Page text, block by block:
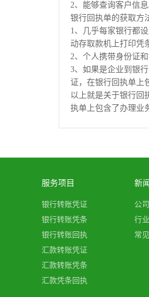
2、能够查询客户信
银行回执单的获取方
1、几乎每家银行都
动存取款机上打印凭
2、个人携带身份证
3、如果是企业到银
证，在银行回执单上
以上就是关于银行回
执单上包含了办理业
服务项目
银行转账凭证
银行转账凭条
银行转账回执
汇款转账凭证
汇款转账凭条
汇款凭条回执
新
公
行
常